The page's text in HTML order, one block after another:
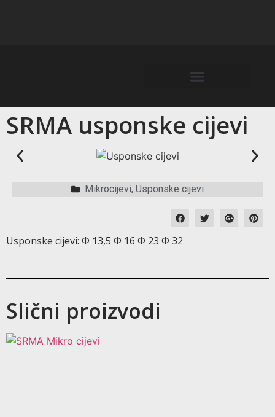
SRMA usponske cijevi
Mikrocijevi, Usponske cijevi
Usponske cijevi: Φ 13,5 Φ 16 Φ 23 Φ 32
Slični proizvodi